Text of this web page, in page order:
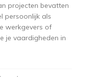
projecten bevatten
persoonlijk als
werkgevers of
je vaardigheden in